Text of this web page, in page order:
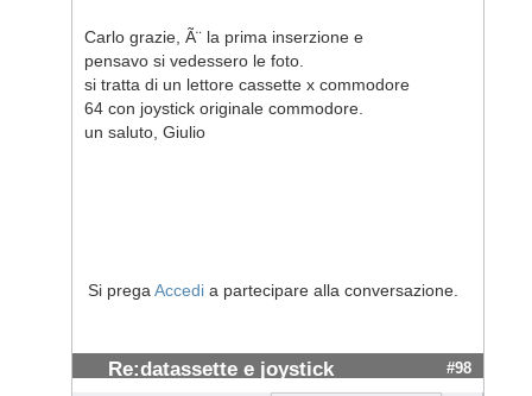
Carlo grazie, Ã¨ la prima inserzione e
pensavo si vedessero le foto.
si tratta di un lettore cassette x commodore
64 con joystick originale commodore.
un saluto, Giulio
Si prega Accedi a partecipare alla conversazione.
Re:datassette e joystick #98